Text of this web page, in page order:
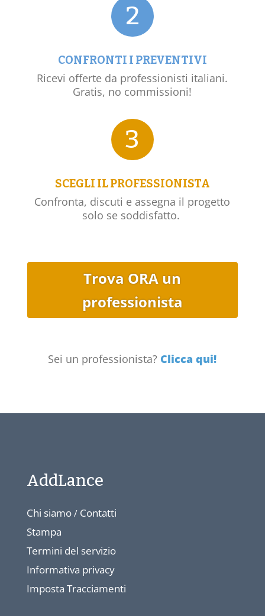
2
CONFRONTI I PREVENTIVI
Ricevi offerte da professionisti italiani.
Gratis, no commissioni!
3
SCEGLI IL PROFESSIONISTA
Confronta, discuti e assegna il progetto
solo se soddisfatto.
Trova ORA un
professionista
Sei un professionista? Clicca qui!
AddLance
Chi siamo/ Contatti
Stampa
Termini del servizio
Informativa privacy
Imposta Tracciamenti